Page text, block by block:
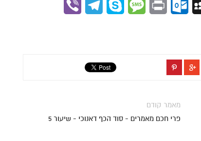
MySpace
Outlook.com
Print
Message
Skype
Telegram
מאמר קודם
פרי חכם מאמרים - סוד הכף דאנוכי - שיעור 5